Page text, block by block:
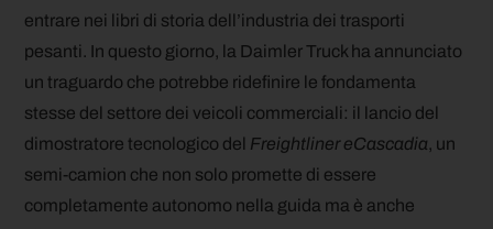
entrare nei libri di storia dell’industria dei trasporti
pesanti. In questo giorno, la Daimler Truck ha annunciato
un traguardo che potrebbe ridefinire le fondamenta
stesse del settore dei veicoli commerciali: il lancio del
dimostratore tecnologico del Freightliner eCascadia, un
semi-camion che non solo promette di essere
completamente autonomo nella guida ma è anche